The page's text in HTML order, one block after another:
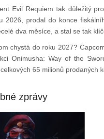
Evil Requiem tak důležitý
2026, prodal do konce
dva měsíce, a stal se tak
chystá do roku 2027?
Onimusha: Way of the
65 milionů prodaných
zprávy